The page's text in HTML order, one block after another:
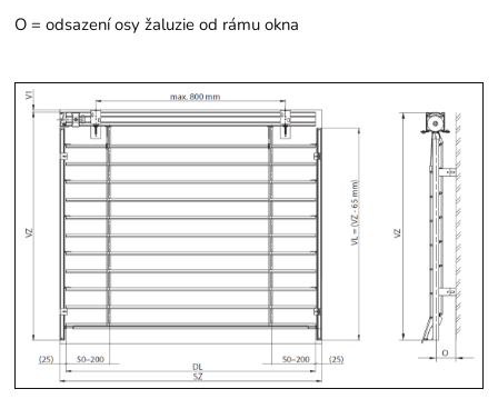
O = odsazení osy žaluzie od rámu okna